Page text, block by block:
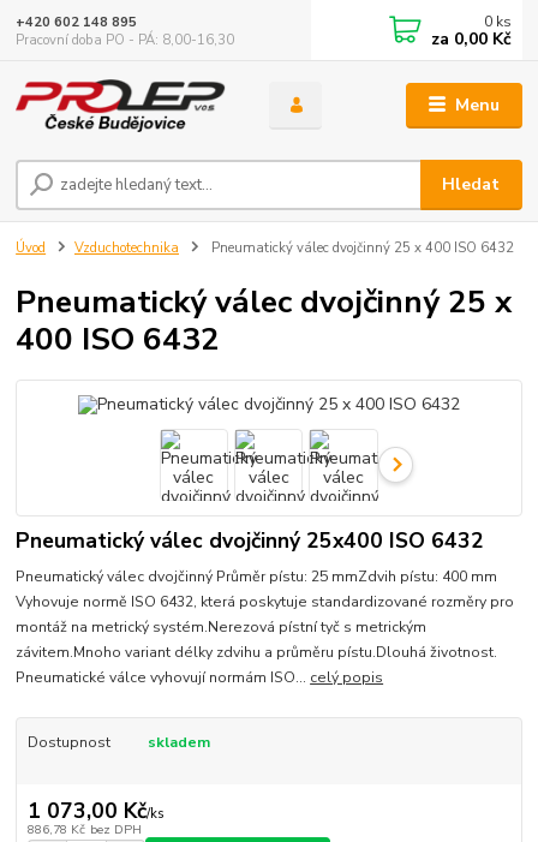
Menu
Hledat
+420 602 148 895
Pracovní doba PO - PÁ: 8,00-16,30
0 ks
za 0,00 Kč
Úvod Vzduchotechnika Pneumatický válec dvojčinný 25 x 400 ISO 6432
Pneumatický válec dvojčinný 25 x
400 ISO 6432
Pneumatický válec dvojčinný 25x400 ISO 6432
Pneumatický válec dvojčinný Průměr pístu: 25 mmZdvih pístu: 400 mm
Vyhovuje normě ISO 6432, která poskytuje standardizované rozměry pro
montáž na metrický systém.Nerezová pístní tyč s metrickým
závitem.Mnoho variant délky zdvihu a průměru pístu.Dlouhá životnost.
Pneumatické válce vyhovují normám ISO... celý popis
Dostupnost skladem
1 073,00 Kč/ks
886,78 Kč bez DPH